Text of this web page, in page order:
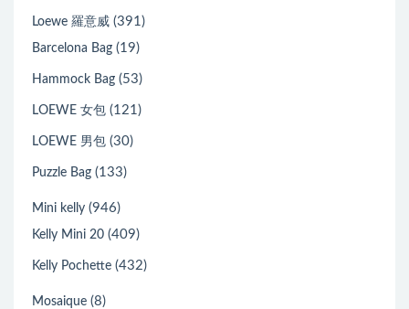
Loewe 羅意威 (391)
Barcelona Bag (19)
Hammock Bag (53)
LOEWE 女包 (121)
LOEWE 男包 (30)
Puzzle Bag (133)
Mini kelly (946)
Kelly Mini 20 (409)
Kelly Pochette (432)
Mosaique (8)